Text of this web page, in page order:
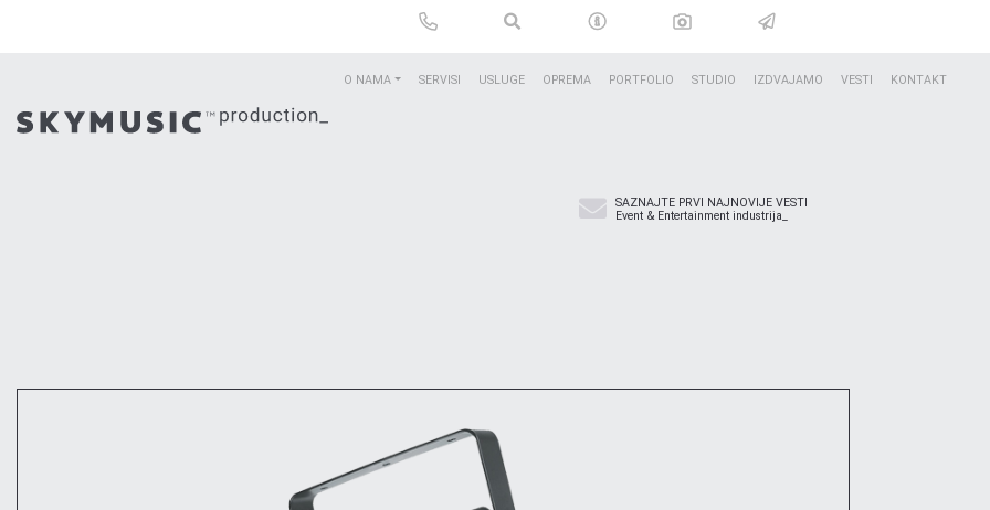
O NAMA SERVISI USLUGE OPREMA PORTFOLIO STUDIO IZDVAJAMO VESTI KONTAKT
SAZNAJTE PRVI NAJNOVIJE VESTI
Event & Entertainment industrija_